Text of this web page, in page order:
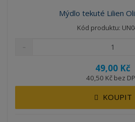
Mýdlo tekuté Lilien
Kód produktu:
49,00 Kč
40,50 Kč bez
KOUPIT